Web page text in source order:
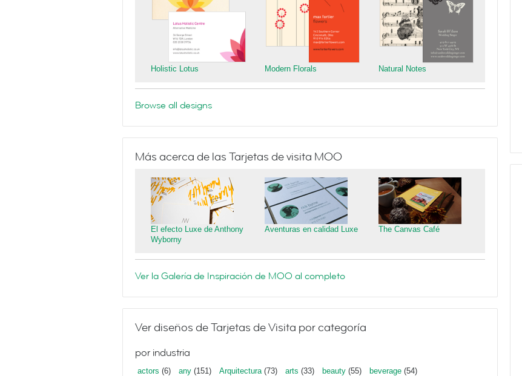
Holistic Lotus Modern Florals Natural Notes
Browse all designs
Más acerca de las Tarjetas de visita MOO
El efecto Luxe de Anthony
Wyborny
Aventuras en calidad Luxe The Canvas Café
Ver la Galería de Inspiración de MOO al completo
Ver diseños de Tarjetas de Visita por categoría
por industria
actors (6) any (151) Arquitectura(73) arts (33) beauty (55) beverage (54)